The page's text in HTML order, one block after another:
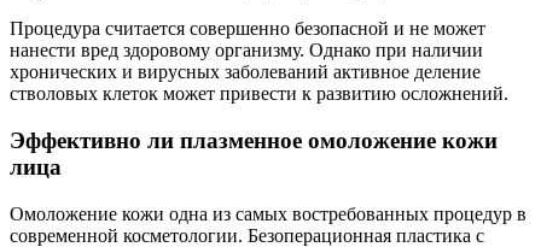
Процедура считается совершенно безопасной и не может
нанести вред здоровому организму. Однако при наличии
хронических и вирусных заболеваний активное деление
стволовых клеток может привести к развитию осложнений.
Эффективно ли плазменное омоложение кожи
лица
Омоложение кожи одна из самых востребованных процедур в
современной косметологии. Безоперационная пластика с